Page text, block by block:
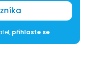
přihlaste se